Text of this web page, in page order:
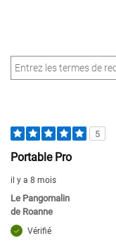
5
Portable Pro
il y a 8 mois
Le Pangomalin
de Roanne
Vérifié